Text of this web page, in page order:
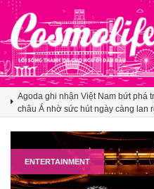
Agoda ghi nhận Việt Nam bứt phá
châu Á nhờ sức hút ngày càng lan
Booking.com x Mille Mille biến ly
du lịch Việt
Klook hé lộ khoảng trống cảm ơn
của người Việt
Agoda ghi nhận Việt Nam bứt phá
châu Á nhờ sức hút ngày càng lan
ENTERTAINMENT